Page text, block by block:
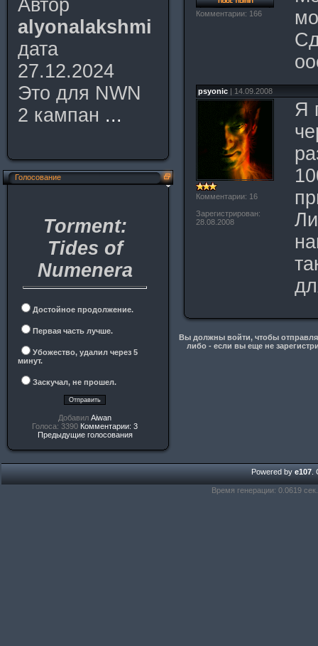
Автор
alyonalakshmi
дата
27.12.2024
Это для NWN
2 кампан ...
Голосование
Torment:
Tides of
Numenera
Достойное продолжение.
Первая часть лучше.
Убожество, удалил через 5
минут.
Заскучал, не прошел.
Добавил Aiwan
Голоса: 3390 Комментарии: 3
Предыдущие голосования
Комментарии: 166
psyonic | 14.09.2008
Комментарии: 16
Зарегистрирован:
28.08.2008
Я
Вы должны войти, чтобы
либо - если вы еще не
Powered by e107
Время генерации: 0.0619